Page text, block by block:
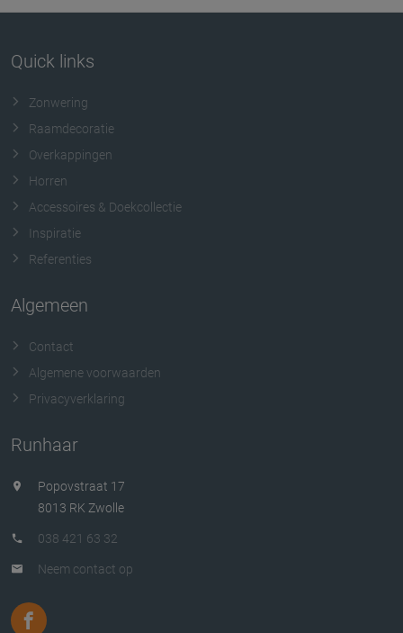
Quick links
Zonwering
Raamdecoratie
Overkappingen
Horren
Accessoires & Doekcollectie
Inspiratie
Referenties
Algemeen
Contact
Algemene voorwaarden
Privacyverklaring
Runhaar
Popovstraat 17
8013 RK Zwolle
038 421 63 32
Neem contact op